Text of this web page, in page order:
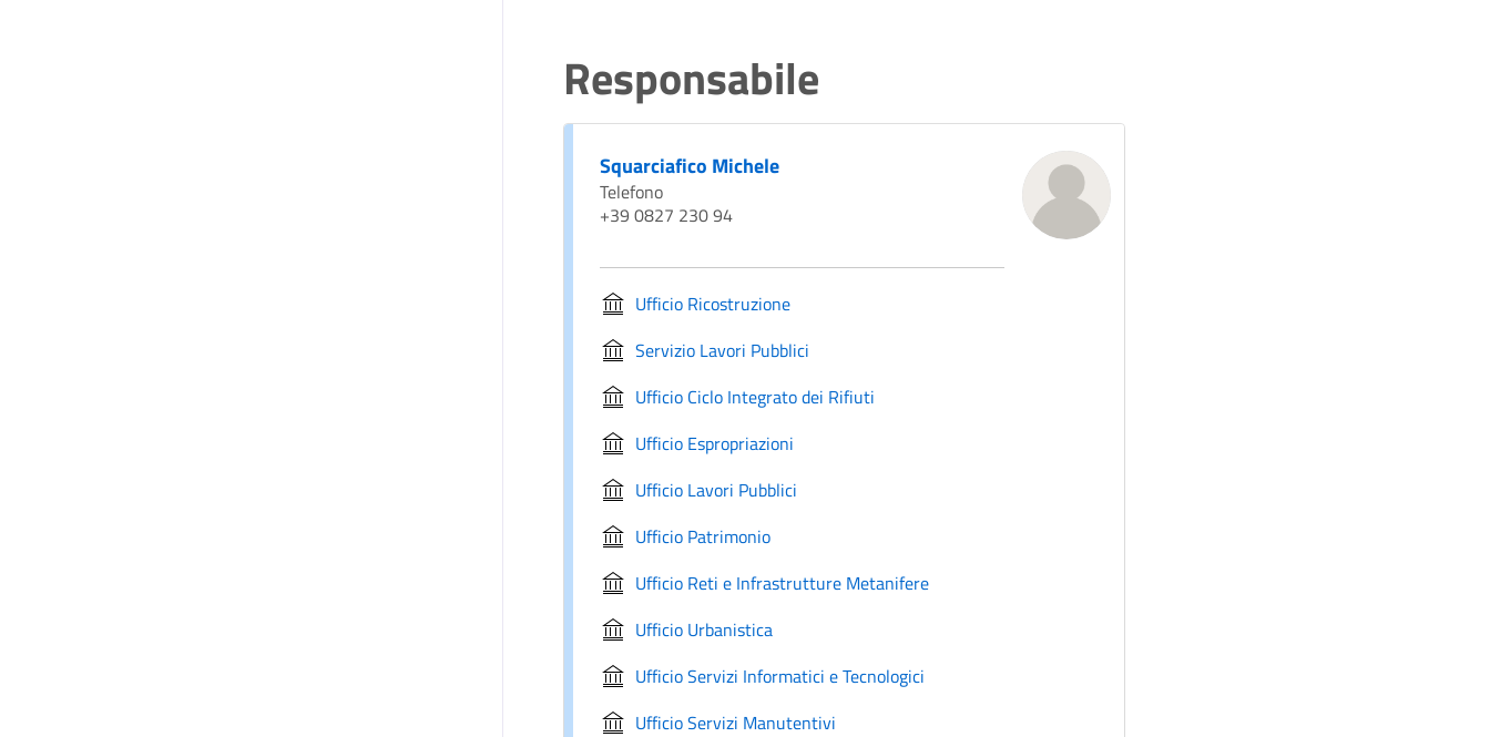
Responsabile
Squarciafico Michele
Telefono
+39 0827 230 94
Ufficio Ricostruzione
Servizio Lavori Pubblici
Ufficio Ciclo Integrato dei Rifiuti
Ufficio Espropriazioni
Ufficio Lavori Pubblici
Ufficio Patrimonio
Ufficio Reti e Infrastrutture Metanifere
Ufficio Urbanistica
Ufficio Servizi Informatici e Tecnologici
Ufficio Servizi Manutentivi